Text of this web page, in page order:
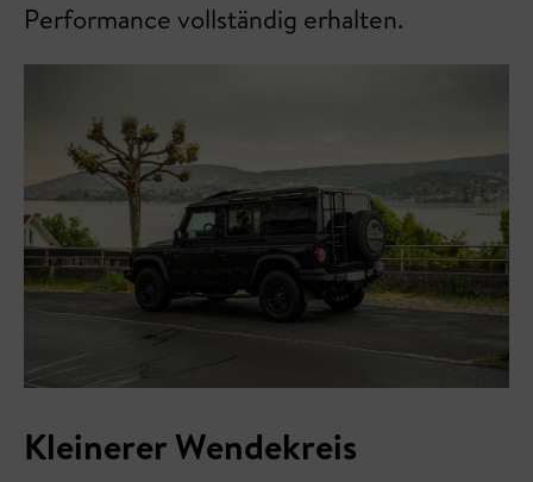
Performance vollständig erhalten.
Kleinerer Wendekreis